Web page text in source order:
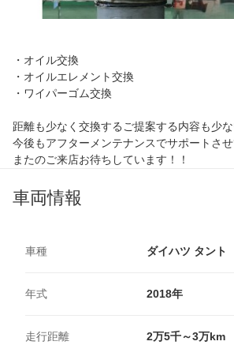
・オイル交換
・オイルエレメント交換
・ワイパーゴム交換
距離も少なく交換するご提案する内容も少な
今後もアフターメンテナンスでサポートさせ
またのご来店お待ちしています！！
車両情報
車種 ダイハツ タント
年式 2018年
走行距離 2万5千～3万km